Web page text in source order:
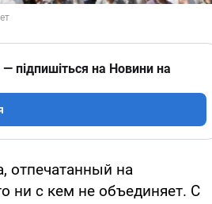
підпишіться на Новини на
отпечатанный на
ни с кем не объединяет. С